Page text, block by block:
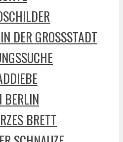
DER GROSSSTADT
BERLIN
BRETT